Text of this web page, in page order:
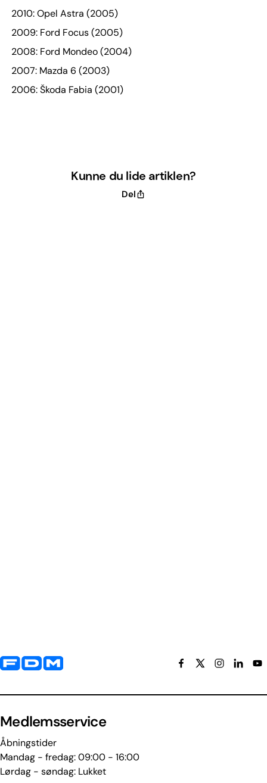
2010: Opel Astra (2005)
2009: Ford Focus (2005)
2008: Ford Mondeo (2004)
2007: Mazda 6 (2003)
2006: Škoda Fabia (2001)
Kunne du lide artiklen?
Del
Yderligere information og kontaktoplysninger
Medlemsservice
Åbningstider
Mandag - fredag: 09:00 - 16:00
Lørdag - søndag: Lukket